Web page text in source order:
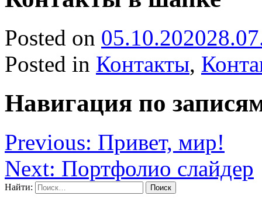
Posted on 05.10.2020
Posted in Контакты,
Навигация по
Previous: Привет, мир!
Next: Портфолио слайдер
Найти: